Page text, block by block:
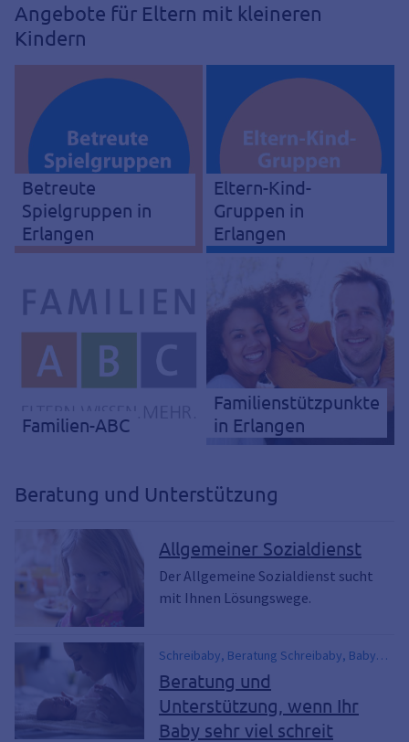
Angebote für Eltern mit kleineren
Kindern
Betreute
Spielgruppen in
Erlangen
Eltern-Kind-
Gruppen in
Erlangen
Familien-ABC
Familienstützpunkte
in Erlangen
Beratung und Unterstützung
Allgemeiner Sozialdienst
Der Allgemeine Sozialdienst sucht
mit Ihnen Lösungswege.
Schreibaby, Beratung Schreibaby, Baby
schreit viel, Beratung und Unterstützung,
Schreiambulanz
Beratung und
Unterstützung, wenn Ihr
Baby sehr viel schreit